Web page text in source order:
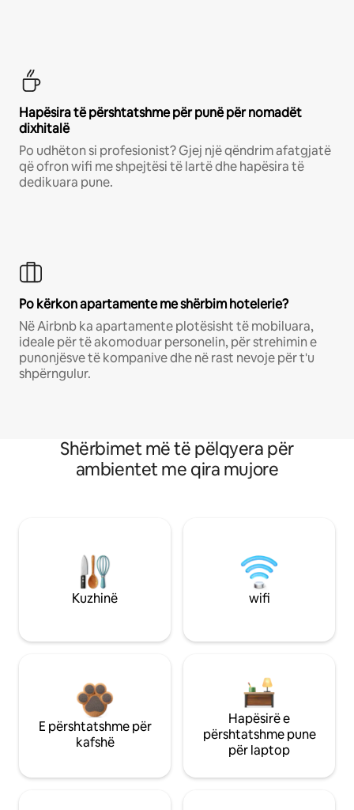
Hapësira të përshtatshme për punë për nomadët
dixhitalë
Po udhëton si profesionist? Gjej një qëndrim afatgjatë
që ofron wifi me shpejtësi të lartë dhe hapësira të
dedikuara pune.
Po kërkon apartamente me shërbim hotelerie?
Në Airbnb ka apartamente plotësisht të mobiluara,
ideale për të akomoduar personelin, për strehimin e
punonjësve të kompanive dhe në rast nevoje për t'u
shpërngulur.
Shërbimet më të pëlqyera për
ambientet me qira mujore
Kuzhinë wifi
E përshtatshme për
kafshë
Hapësirë e
përshtatshme pune
për laptop